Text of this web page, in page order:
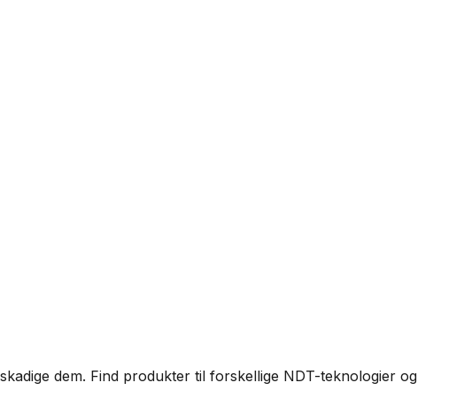
dem. Find produkter til forskellige NDT-teknologier og